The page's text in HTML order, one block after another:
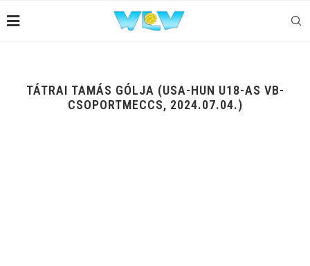
TÁTRAI TAMÁS GÓLJA (USA-HUN U18-AS VB-
CSOPORTMECCS, 2024.07.04.)